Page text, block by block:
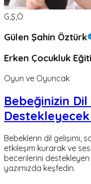
G,Ş,Ö
Gülen Şahin Öztürk
Erken Çocukluk
Oyun ve Oyuncak
Bebeğinizin Dil
Bebeklerin dil gelişimi,
etkileşim kurarak ve
becerilerini destekleyen
yazımızda keşfedin.